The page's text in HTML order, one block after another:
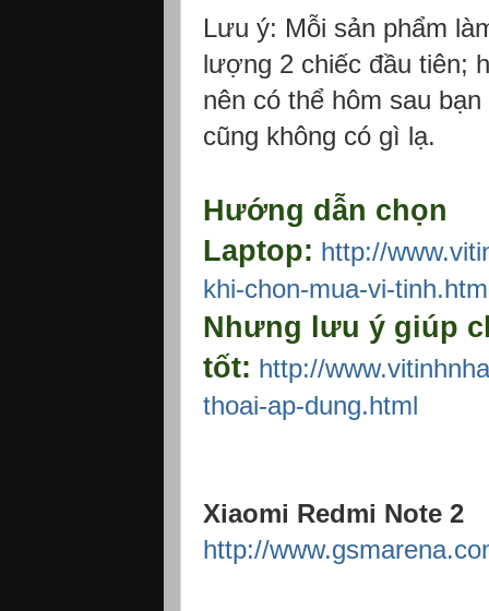
Lưu ý: Mỗi sản phẩm
lượng 2 chiếc đầu tiên;
nên có thể hôm sau
cũng không có gì lạ.
Hướng dẫn chọn
Laptop: http://
khi-chon-mua-vi-
Nhưng lưu ý giúp
tốt: http://
thoai-ap-dung.html
Xiaomi Redmi Note 2
http://